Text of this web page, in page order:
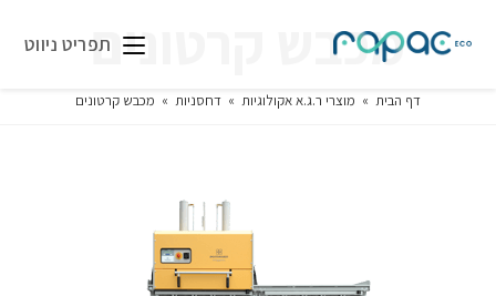
תפריט ניווטמכבש קרטונים
דף הבית » מוצרי ר.ג.א אקולוגיות » דחסניות » מכבש קרטונים